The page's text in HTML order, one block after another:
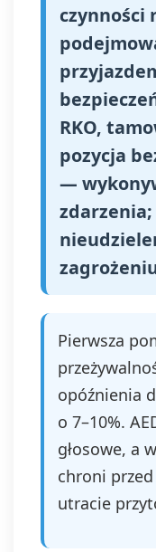
czynności
RKO,
pozycja
—
zdarzenia;
Pierwsza
opóźnienia
o 7–10%.
głosowe, a
chroni przed
utracie